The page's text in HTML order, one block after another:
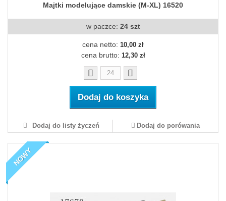
Majtki modelujące damskie (M-XL) 16520
w paczce: 24 szt
cena netto: 10,00 zł
cena brutto: 12,30 zł
Dodaj do koszyka
Dodaj do listy życzeń Dodaj do porówania
NOWY